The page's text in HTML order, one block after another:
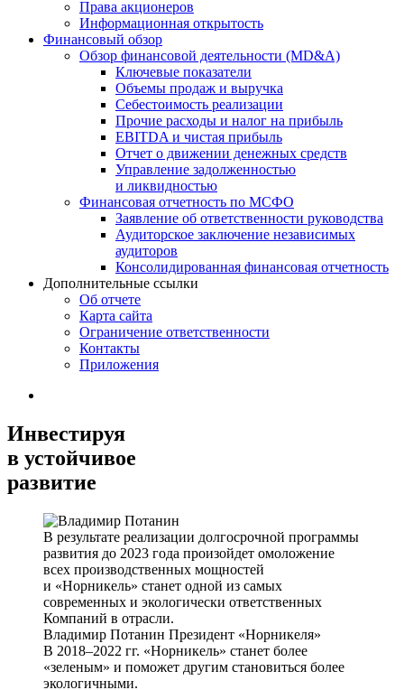
Права акционеров
Информационная открытость
Финансовый обзор
Обзор финансовой деятельности (MD&A)
Ключевые показатели
Объемы продаж и выручка
Себестоимость реализации
Прочие расходы и налог на прибыль
EBITDA и чистая прибыль
Отчет о движении денежных средств
Управление задолженностью
и ликвидностью
Финансовая отчетность по МСФО
Заявление об ответственности руководства
Аудиторское заключение независимых
аудиторов
Консолидированная финансовая отчетность
Дополнительные ссылки
Об отчете
Карта сайта
Ограничение ответственности
Контакты
Приложения
Инвестируя
в устойчивое
развитие
В результате реализации долгосрочной программы
развития до 2023 года произойдет омоложение
всех производственных мощностей
и «Норникель» станет одной из самых
современных и экологически ответственных
Компаний в отрасли.
Владимир Потанин Президент «Норникеля»
В 2018–2022 гг. «Норникель» станет более
«зеленым» и поможет другим становиться более
экологичными.